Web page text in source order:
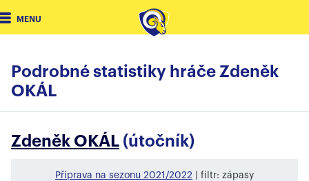
MENU
Podrobné statistiky hráče Zdeněk
OKÁL
Zdeněk OKÁL (útočník)
Příprava na sezonu 2021/2022 | filtr: zápasy